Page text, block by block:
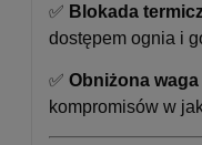
✅ Blokada
dostępem ognia i
✅ Obniżona waga
kompromisów w